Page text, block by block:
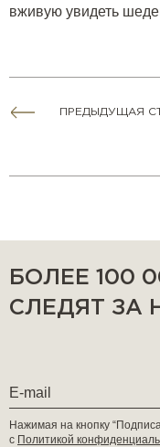
вживую увидеть
ПРЕДЫДУЩАЯ
БОЛЕЕ 100
СЛЕДЯТ ЗА
Нажимая на кнопку
с Политикой